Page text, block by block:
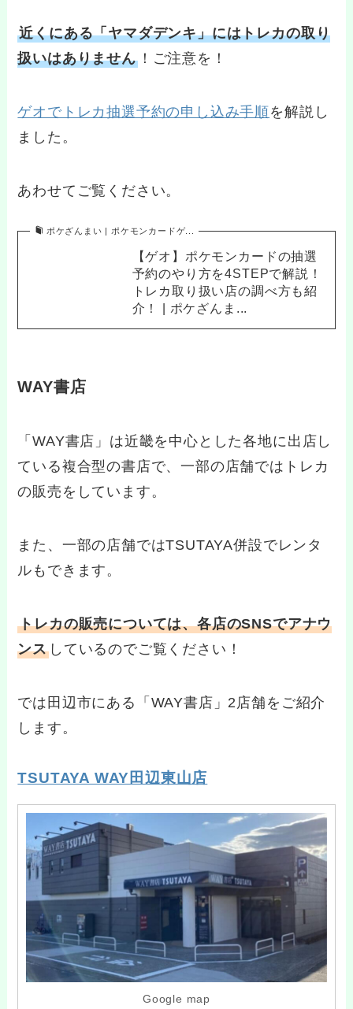
近くにある「ヤマダデンキ」にはトレカの取り
扱いはありません！ご注意を！
ゲオでトレカ抽選予約の申し込み手順を解説し
ました。
あわせてご覧ください。
ポケざんまい | ポケモンカードゲ...
【ゲオ】ポケモンカードの抽選
予約のやり方を4STEPで解説！
トレカ取り扱い店の調べ方も紹
介！ | ポケざんま...
WAY書店
「WAY書店」は近畿を中心とした各地に出店し
ている複合型の書店で、一部の店舗ではトレカ
の販売をしています。
また、一部の店舗ではTSUTAYA併設でレンタ
ルもできます。
トレカの販売については、各店のSNSでアナウ
ンス しているのでご覧ください！
では田辺市にある「WAY書店」2店舗をご紹介
します。
TSUTAYA WAY田辺東山店
Google map